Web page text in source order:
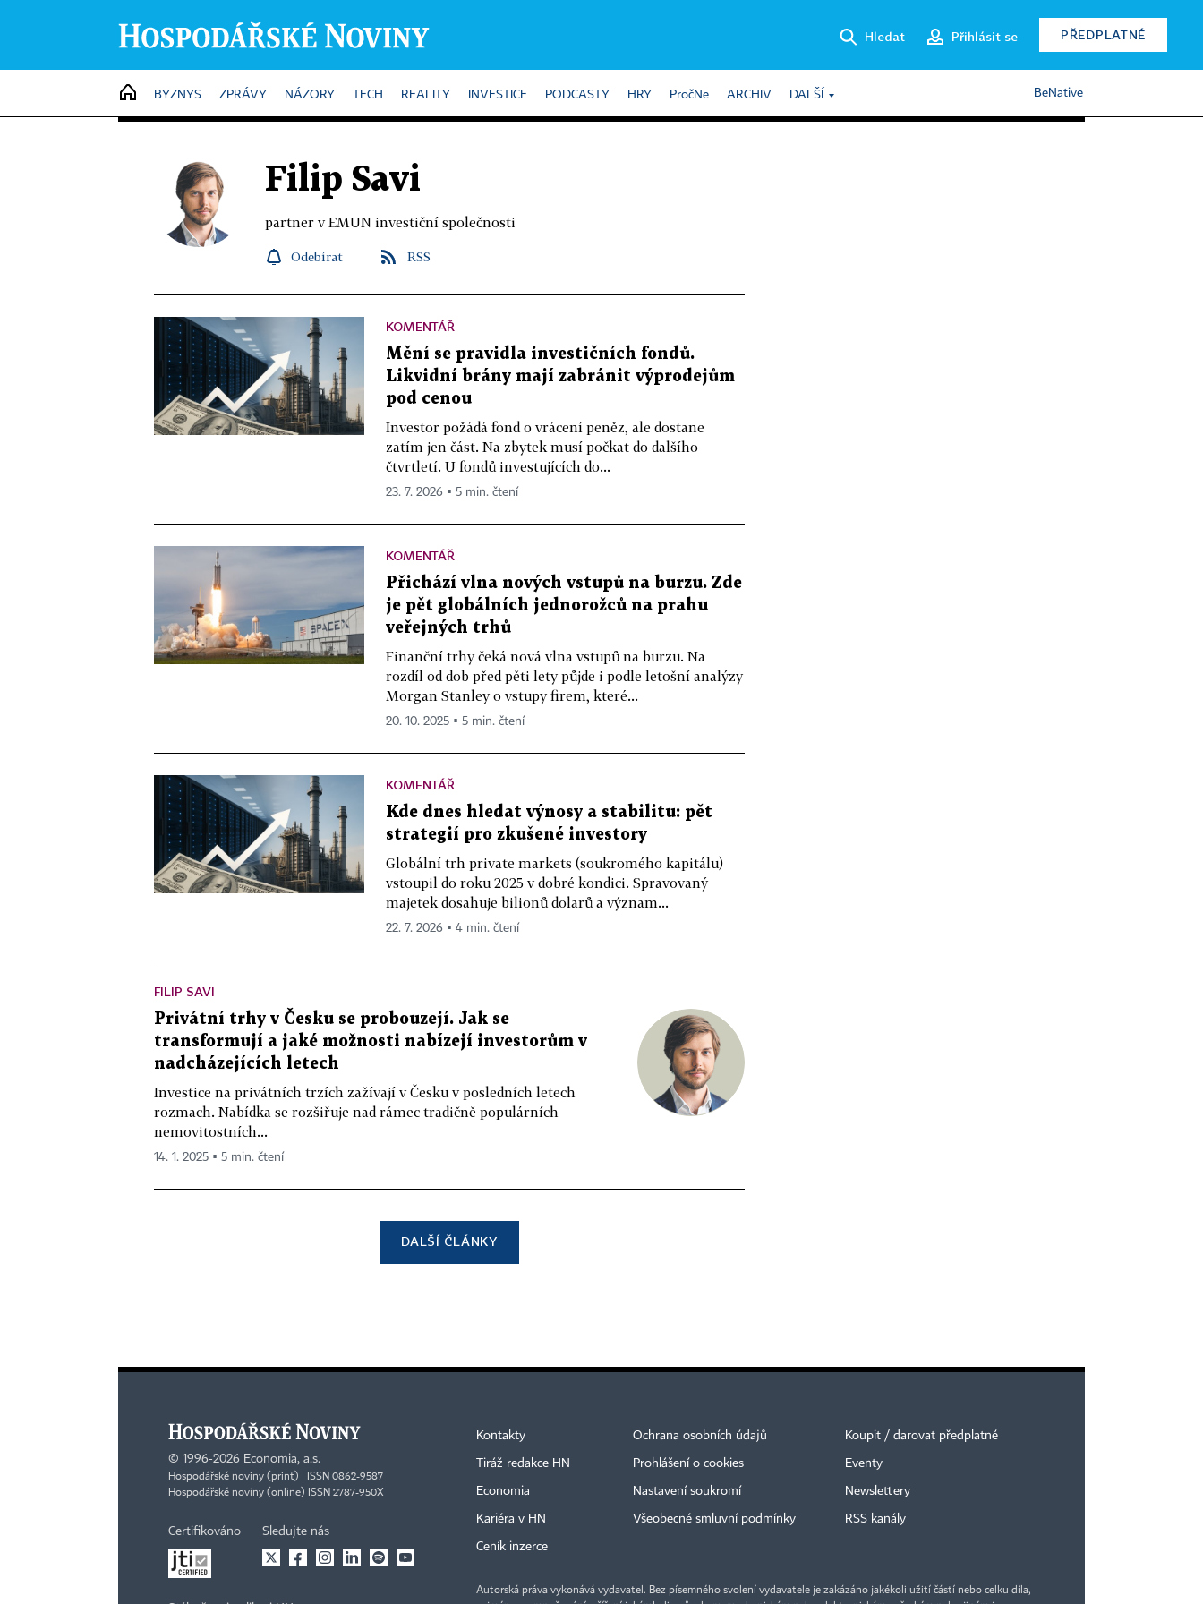
Hledat Přihlásit se PŘEDPLATNÉ
HOME
BYZNYS ZPRÁVY NÁZORY TECH REALITY INVESTICE PODCASTY HRY PročNe ARCHIV DALŠÍ BeNative
Filip Savi
partner v EMUN investiční společnosti
Odebírat RSS
KOMENTÁŘ
Mění se pravidla investičních fondů.
Likvidní brány mají zabránit výprodejům
pod cenou
Investor požádá fond o vrácení peněz, ale dostane
zatím jen část. Na zbytek musí počkat do dalšího
čtvrtletí. U fondů investujících do...
23. 7. 2026 ▪ 5 min. čtení
KOMENTÁŘ
Přichází vlna nových vstupů na burzu. Zde
je pět globálních jednorožců na prahu
veřejných trhů
Finanční trhy čeká nová vlna vstupů na burzu. Na
rozdíl od dob před pěti lety půjde i podle letošní analýzy
Morgan Stanley o vstupy firem, které...
20. 10. 2025 ▪ 5 min. čtení
KOMENTÁŘ
Kde dnes hledat výnosy a stabilitu: pět
strategií pro zkušené investory
Globální trh private markets (soukromého kapitálu)
vstoupil do roku 2025 v dobré kondici. Spravovaný
majetek dosahuje bilionů dolarů a význam...
22. 7. 2026 ▪ 4 min. čtení
FILIP SAVI
Privátní trhy v Česku se probouzejí. Jak se
transformují a jaké možnosti nabízejí investorům v
nadcházejících letech
Investice na privátních trzích zažívají v Česku v posledních letech
rozmach. Nabídka se rozšiřuje nad rámec tradičně populárních
nemovitostních...
14. 1. 2025 ▪ 5 min. čtení
DALŠÍ ČLÁNKY
© 1996-2026 Economia, a.s.
Hospodářské noviny (print) ISSN 0862-9587
Hospodářské noviny (online) ISSN 2787-950X
Certifikováno Sledujte nás
Kontakty
Tiráž redakce HN
Economia
Kariéra v HN
Ceník inzerce
Ochrana osobních údajů
Prohlášení o cookies
Nastavení soukromí
Všeobecné smluvní podmínky
Koupit / darovat předplatné
Eventy
Newslettery
RSS kanály
Autorská práva vykonává vydavatel. Bez písemného svolení vydavatele je zakázáno jakékoli užití částí nebo celku díla,